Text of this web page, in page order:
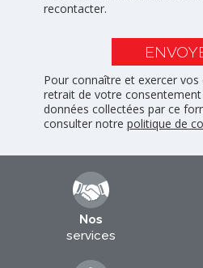
recontacter.
Pour connaître et exercer
retrait de votre
données collectées par ce
consulter notre politique de
Nos
services